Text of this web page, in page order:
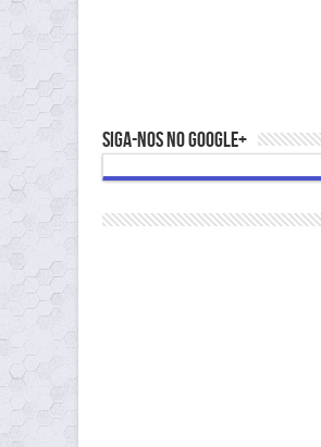
Siga-nos no Google+